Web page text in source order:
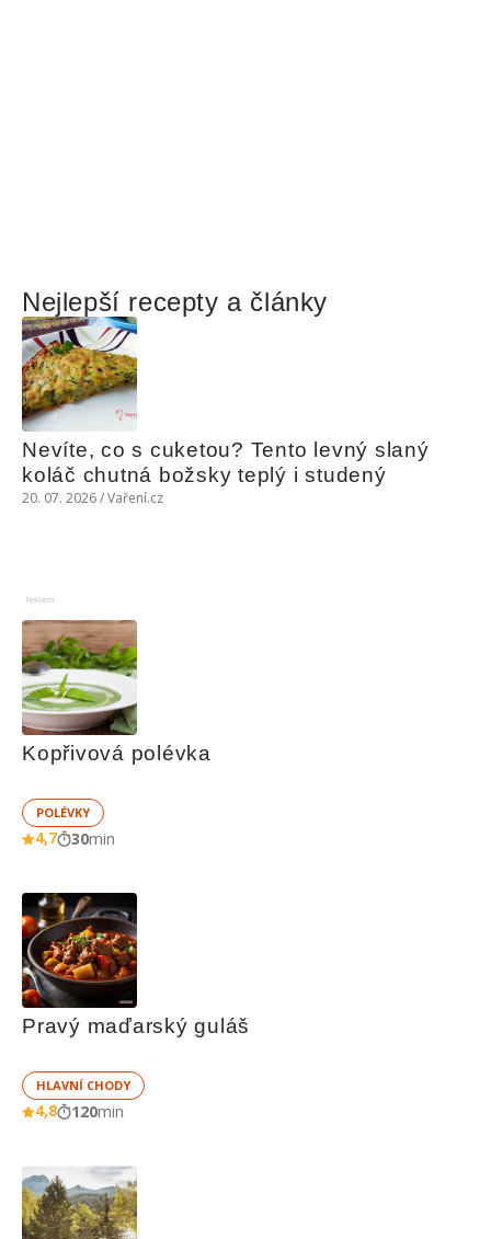
Nejlepší recepty a články
Nevíte, co s cuketou? Tento levný slaný
koláč chutná božsky teplý i studený
20. 07. 2026 / Vaření.cz
Reklama
Kopřivová polévka
POLÉVKY
4,7 30min
Pravý maďarský guláš
HLAVNÍ CHODY
4,8 120min